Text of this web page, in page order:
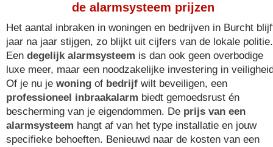
de alarmsysteem prijzen
Het aantal inbraken in woningen en bedrijven in Burcht
jaar na jaar stijgen, zo blijkt uit cijfers van de lokale politie.
Een degelijk alarmsysteem is dan ook geen overbodige
luxe meer, maar een noodzakelijke investering in
Of je nu je woning of bedrijf wilt beveiligen, een
professioneel inbraakalarm biedt gemoedsrust én
bescherming van je eigendommen. De prijs van een
alarmsysteem hangt af van het type installatie en jouw
specifieke behoeften. Benieuwd naar de kosten van een